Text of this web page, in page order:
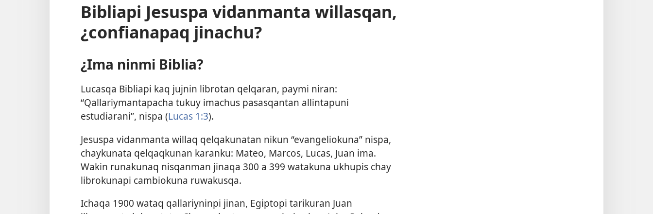
Bibliapi Jesuspa vidanmanta willasqan,
¿confianapaq jinachu?
¿Ima ninmi Biblia?
Lucasqa Bibliapi kaq jujnin librotan qelqaran, paymi niran:
“Qallariymantapacha tukuy imachus pasasqantan allintapuni
estudiarani”, nispa (Lucas 1:3).
Jesuspa vidanmanta willaq qelqakunatan nikun “evangeliokuna” nispa,
chaykunata qelqaqkunan karanku: Mateo, Marcos, Lucas, Juan ima.
Wakin runakunaq nisqanman jinaqa 300 a 399 watakuna ukhupis chay
librokunapi cambiokuna ruwakusqa.
Ichaqa 1900 wataq qallariyninpi jinan, Egiptopi tarikuran Juan